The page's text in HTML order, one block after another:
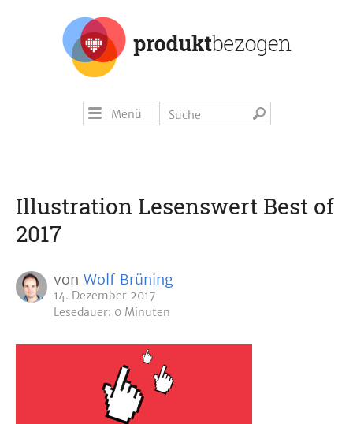
Menü
Illustration Lesenswert Best of
2017
von Wolf Brüning
14. Dezember 2017
Lesedauer: 0 Minuten